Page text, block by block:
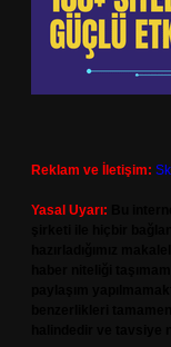
Reklam ve İletişim:
Yasal Uyarı: